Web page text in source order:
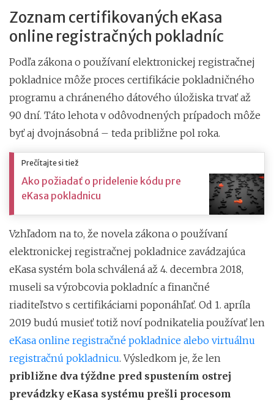
Zoznam certifikovaných eKasa
online registračných pokladníc
Podľa zákona o používaní elektronickej registračnej
pokladnice môže proces certifikácie pokladničného
programu a chráneného dátového úložiska trvať až
90 dní. Táto lehota v odôvodnených prípadoch môže
byť aj dvojnásobná – teda približne pol roka.
Prečítajte si tiež
Ako požiadať o pridelenie kódu pre
eKasa pokladnicu
Vzhľadom na to, že novela zákona o používaní
elektronickej registračnej pokladnice zavádzajúca
eKasa systém bola schválená až 4. decembra 2018,
museli sa výrobcovia pokladníc a finančné
riaditeľstvo s certifikáciami poponáhľať. Od 1. apríla
2019 budú musieť totiž noví podnikatelia používať len
eKasa online registračné pokladnice alebo virtuálnu
registračnú pokladnicu. Výsledkom je, že len
približne dva týždne pred spustením ostrej
prevádzky eKasa systému prešli procesom